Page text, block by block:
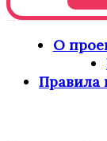
О
Правила